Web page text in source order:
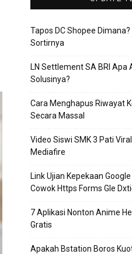
Tapos DC Shopee
Sortirnya
LN Settlement SA BRI Apa
Solusinya?
Cara Menghapus Riwayat
Secara Massal
Video Siswi SMK 3 Pati
Mediafire
Link Ujian Kepekaan
Cowok Https Forms Gle
7 Aplikasi Nonton Anime
Gratis
Apakah Bstation Boros